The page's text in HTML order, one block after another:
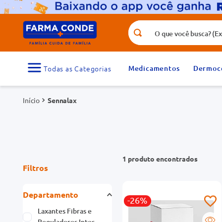
O que você busca? (Ex.: vitamina,
Medicamentos
Sennalax
Filtros
Departamento
Laxantes Fibras e
1 produto
-26%
Termos mais buscados
1
medicamento